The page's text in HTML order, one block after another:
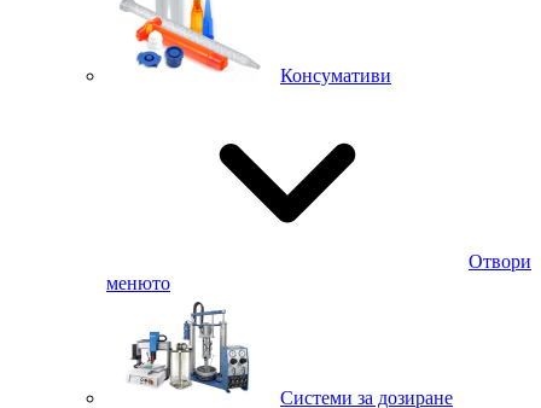
Консумативи
Отвори
менюто
Системи за дозиране